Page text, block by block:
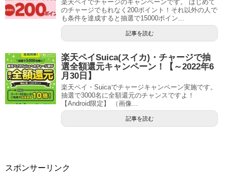
楽天ペイでチャージのキャンペーンです。 はじめて
のチャージでもれなく200ポイント！それ以外の人で
も条件を達成すると抽選で15000ポイン...
記事を読む
楽天ペイSuica(スイカ)・チャージで抽
選全額還元キャンペーン！【～2022年6
月30日】
楽天ペイ・Suicaでチャージキャンペーン実施です。
抽選で3000名に全額還元のチャンスですよ！
【Android限定】 （画像...
記事を読む
スポンサーリンク